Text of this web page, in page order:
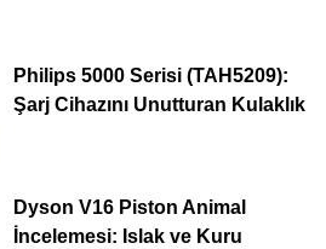
Philips 5000 Serisi (TAH5209):
Şarj Cihazını Unutturan Kulaklık
Dyson V16 Piston Animal
İncelemesi: Islak ve Kuru